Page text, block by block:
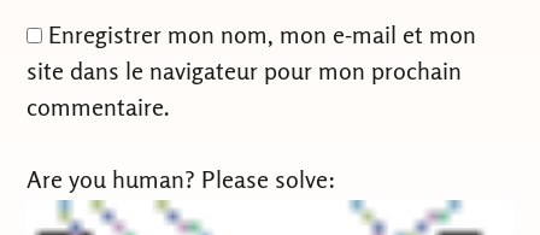
Enregistrer mon nom, mon e-mail et mon
site dans le navigateur pour mon prochain
commentaire.
Are you human? Please solve: